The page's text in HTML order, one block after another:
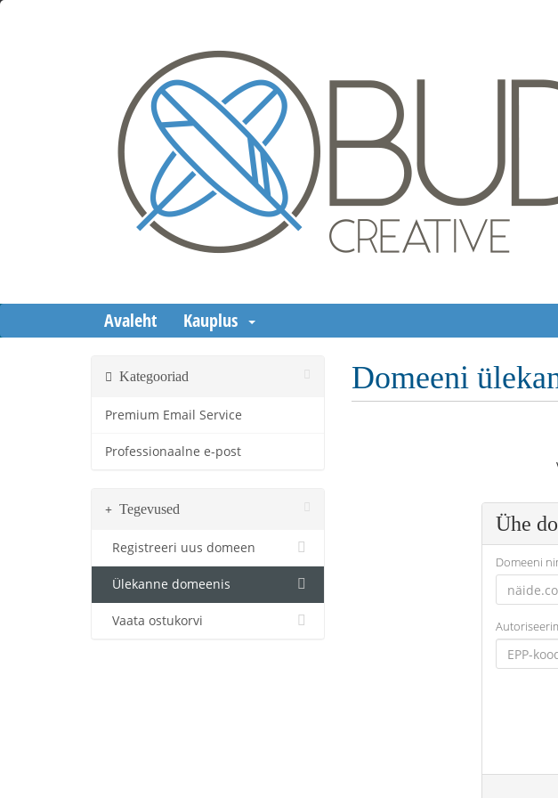
Avaleht Kauplus
Kategooriad
Premium Email Service
Professionaalne e-post
Tegevused
Registreeri uus domeen
Ülekanne domeenis
Vaata ostukorvi
Domeeni
Ühe
Domeeni